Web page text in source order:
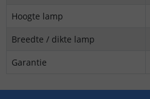
Hoogte lamp
Breedte / dikte lamp
Garantie